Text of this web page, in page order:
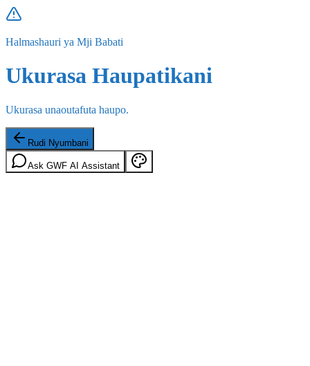
Halmashauri ya Mji Babati
Ukurasa Haupatikani
Ukurasa unaoutafuta haupo.
Rudi Nyumbani
Ask GWF AI Assistant